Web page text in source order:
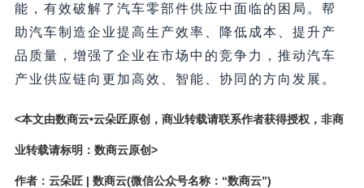
能，有效破解了汽车零部件供应中面临的困局。帮
助汽车制造企业提高生产效率、降低成本、提升产
品质量，增强了企业在市场中的竞争力，推动汽车
产业供应链向更加高效、智能、协同的方向发展。
<本文由数商云•云朵匠原创，商业转载请联系作者获得授权，非商
业转载请标明：数商云原创>
作者：云朵匠 | 数商云(微信公众号名称：“数商云”)